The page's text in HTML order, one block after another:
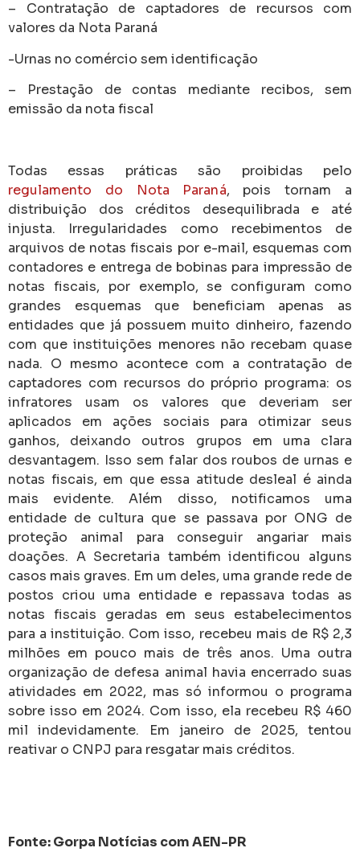
– Contratação de captadores de recursos com
valores da Nota Paraná
-Urnas no comércio sem identificação
– Prestação de contas mediante recibos, sem
emissão da nota fiscal
Todas essas práticas são proibidas pelo
regulamento do Nota Paraná, pois tornam a
distribuição dos créditos desequilibrada e até
injusta. Irregularidades como recebimentos de
arquivos de notas fiscais por e-mail, esquemas com
contadores e entrega de bobinas para impressão de
notas fiscais, por exemplo, se configuram como
grandes esquemas que beneficiam apenas as
entidades que já possuem muito dinheiro, fazendo
com que instituições menores não recebam quase
nada. O mesmo acontece com a contratação de
captadores com recursos do próprio programa: os
infratores usam os valores que deveriam ser
aplicados em ações sociais para otimizar seus
ganhos, deixando outros grupos em uma clara
desvantagem. Isso sem falar dos roubos de urnas e
notas fiscais, em que essa atitude desleal é ainda
mais evidente. Além disso, notificamos uma
entidade de cultura que se passava por ONG de
proteção animal para conseguir angariar mais
doações. A Secretaria também identificou alguns
casos mais graves. Em um deles, uma grande rede de
postos criou uma entidade e repassava todas as
notas fiscais geradas em seus estabelecimentos
para a instituição. Com isso, recebeu mais de R$ 2,3
milhões em pouco mais de três anos. Uma outra
organização de defesa animal havia encerrado suas
atividades em 2022, mas só informou o programa
sobre isso em 2024. Com isso, ela recebeu R$ 460
mil indevidamente. Em janeiro de 2025, tentou
reativar o CNPJ para resgatar mais créditos.
Fonte: Gorpa Notícias com AEN-PR